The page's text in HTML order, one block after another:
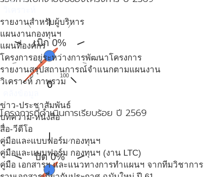
รายงานสำหรับผู้บริหาร
แผนงานกองทุนฯ
แผนที่องค์กร
โครงการอยู่ระหว่างการพัฒนาโครงการ
รายงานสรุปสถานการณ์จำแนกตามแผนงาน
วิเคราะห์ ภาพรวม
ข่าว-ประชาสัมพันธ์
บทความ-หนังสือ
สื่อ-วีดีโอ
คู่มือและแบบฟอร์ม กองทุนฯ
คู่มือและแบบฟอร์ม กองทุนฯ (งาน LTC)
คู่มือ เอกสารฯ และแนวทางการทำแผนฯ จากทีมวิชาการ
เบิก 0%
0 100
0
โครงการที่ดำเนินการเรียบร้อย ปี 2569
ปิด 0%